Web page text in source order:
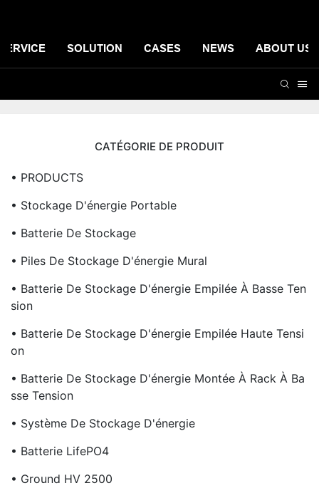
SOLUTION CASES NEWS ABOUT US
CATÉGORIE DE PRODUIT
• PRODUCTS
• Stockage D'énergie Portable
• Batterie De Stockage
• Piles De Stockage D'énergie Mural
• Batterie De Stockage D'énergie Empilée À Basse Ten
Sion
• Batterie De Stockage D'énergie Empilée Haute Tensi
On
• Batterie De Stockage D'énergie Montée À Rack À Ba
Sse Tension
• Système De Stockage D'énergie
• Batterie LifePO4
• Ground HV 2500